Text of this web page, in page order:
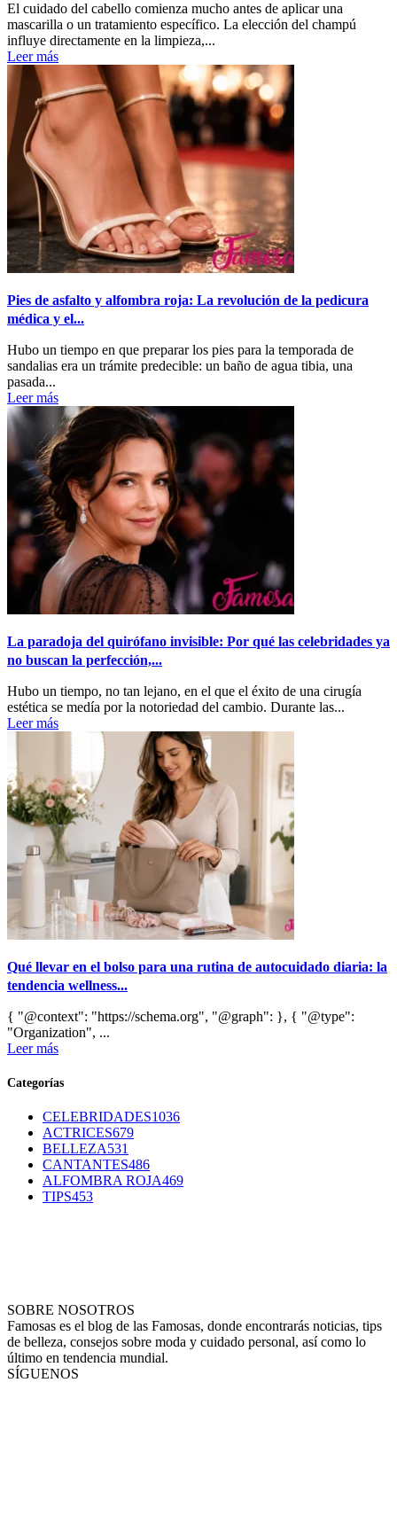
El cuidado del cabello comienza mucho antes de aplicar una
mascarilla o un tratamiento específico. La elección del champú
influye directamente en la limpieza,...
Leer más
Pies de asfalto y alfombra roja: La revolución de la pedicura
médica y el...
Hubo un tiempo en que preparar los pies para la temporada de
sandalias era un trámite predecible: un baño de agua tibia, una
pasada...
Leer más
La paradoja del quirófano invisible: Por qué las celebridades ya
no buscan la perfección,...
Hubo un tiempo, no tan lejano, en el que el éxito de una cirugía
estética se medía por la notoriedad del cambio. Durante las...
Leer más
Qué llevar en el bolso para una rutina de autocuidado diaria: la
tendencia wellness...
{ "@context": "https://schema.org", "@graph": }, { "@type":
"Organization", ...
Leer más
Categorías
CELEBRIDADES1036
ACTRICES679
BELLEZA531
CANTANTES486
ALFOMBRA ROJA469
TIPS453
SOBRE NOSOTROS
Famosas es el blog de las Famosas, donde encontrarás noticias, tips
de belleza, consejos sobre moda y cuidado personal, así como lo
último en tendencia mundial.
SÍGUENOS